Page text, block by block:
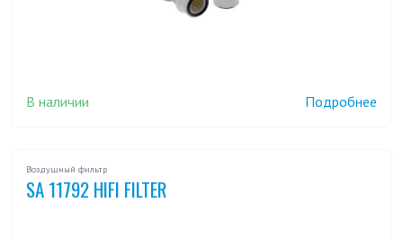
В наличии Подробнее
Воздушный фильтр
SA 11792 HIFI FILTER